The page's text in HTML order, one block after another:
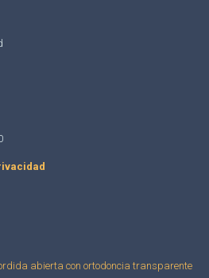
abierta con ortodoncia transparente